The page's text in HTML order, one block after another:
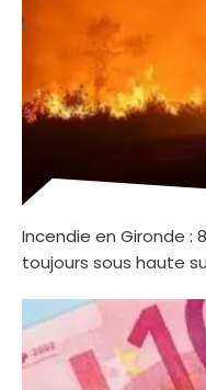
Incendie en Gironde :
toujours sous haute